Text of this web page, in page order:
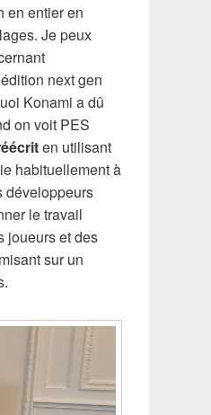
en entier en
Je peux
next gen
Konami a dû
on voit PES
en utilisant
habituellement à
développeurs
le travail
joueurs et des
sur un